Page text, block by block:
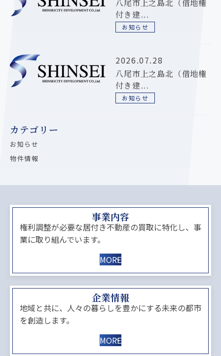
八尾市上之島北（借地権
付き建...
お知らせ
2026.07.28
八尾市上之島北（借地権
付き建...
お知らせ
カテゴリー
お知らせ
物件情報
事業内容
権利調整が必要な居付き不動産の買取に特化し、事
業に取り組んでいます。
MORE
企業情報
地域と共に、人々の暮らしを豊かにする未来の都市
を創造します。
MORE